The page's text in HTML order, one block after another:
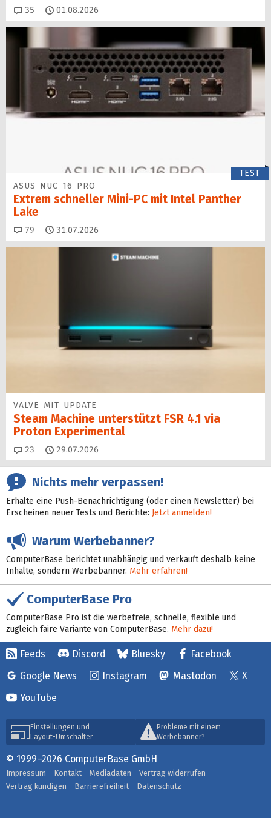
35 Kommentare
01.08.2026
TEST
ASUS NUC 16 PRO
Extrem schneller Mini-PC mit Intel Panther
Lake
79 Kommentare
31.07.2026
VALVE MIT UPDATE
Steam Machine unterstützt FSR 4.1 via
Proton Experimental
23 Kommentare
29.07.2026
Nichts mehr verpassen!
Erhalte eine Push-Benachrichtigung (oder einen Newsletter) bei
Erscheinen neuer Tests und Berichte: Jetzt anmelden!
Warum Werbebanner?
ComputerBase berichtet unabhängig und verkauft deshalb keine
Inhalte, sondern Werbebanner. Mehr erfahren!
ComputerBase Pro
ComputerBase Pro ist die werbefreie, schnelle, flexible und
zugleich faire Variante von ComputerBase. Mehr dazu!
Feeds Discord Bluesky
Facebook
Google News
Instagram Mastodon
X
YouTube
Einstellungen und
Layout-Umschalter
Probleme mit einem
Werbebanner?
© 1999–2026 ComputerBase GmbH
Impressum Kontakt Mediadaten
Vertrag widerrufen
Vertrag kündigen
Barrierefreiheit Datenschutz